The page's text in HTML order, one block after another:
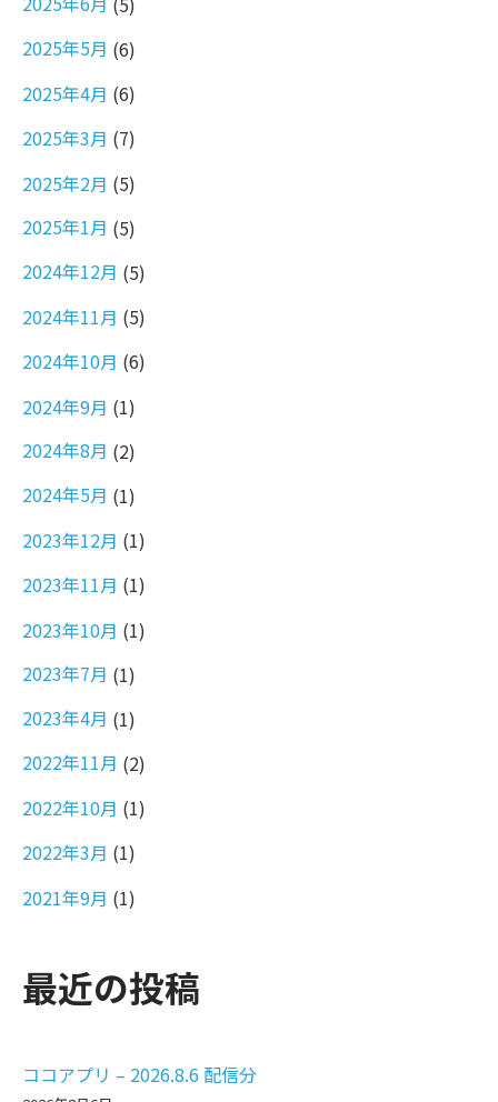
2025年5月 (6)
2025年4月 (6)
2025年3月 (7)
2025年2月 (5)
2025年1月 (5)
2024年12月 (5)
2024年11月 (5)
2024年10月 (6)
2024年9月 (1)
2024年8月 (2)
2024年5月 (1)
2023年12月 (1)
2023年11月 (1)
2023年10月 (1)
2023年7月 (1)
2023年4月 (1)
2022年11月 (2)
2022年10月 (1)
2022年3月 (1)
2021年9月 (1)
最近の投稿
ココアプリ – 2026.8.6 配信分